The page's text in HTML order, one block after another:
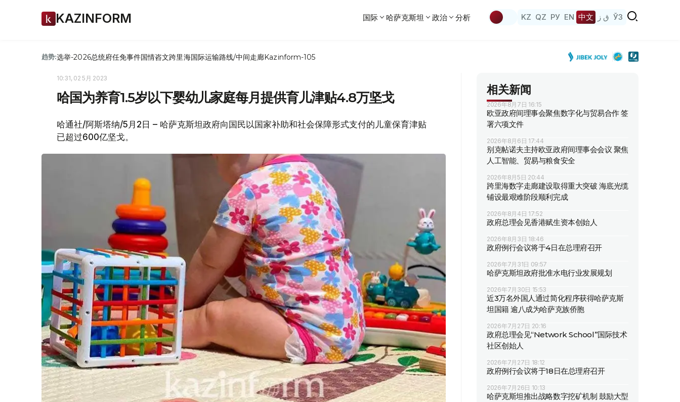
KAZINFORM 国际 哈萨克斯坦 政治 分析 KZ QZ РУ EN 中文 ق ز ЎЗ
趋势:选举-2026总统府任免事件国情咨文跨里海国际运输路线/中间走廊Kazinform-105
10:31, 02 5月 2023
哈国为养育1.5岁以下婴幼儿家庭每月提供育儿津贴4.8万坚戈
哈通社/阿斯塔纳/5月2日 – 哈萨克斯坦政府向国民以国家补助和社会保障形式支付的儿童保育津贴
已超过600亿坚戈。
相关新闻
2026年8月7日 16:15
欧亚政府间理事会聚焦数字化与贸易合作 签
署六项文件
2026年8月6日 17:44
别克帖诺夫主持欧亚政府间理事会会议 聚焦
人工智能、贸易与粮食安全
2026年8月5日 20:44
跨里海数字走廊建设取得重大突破 海底光缆
铺设最艰难阶段顺利完成
2026年8月4日 17:52
政府总理会见香港赋生资本创始人
2026年8月3日 18:46
政府例行会议将于4日在总理府召开
2026年7月31日 09:57
哈萨克斯坦政府批准水电行业发展规划
2026年7月30日 15:53
近3万名外国人通过简化程序获得哈萨克斯
坦国籍 逾八成为哈萨克族侨胞
2026年7月27日 20:16
政府总理会见“Network School”国际技术
社区创始人
2026年7月27日 18:12
政府例行会议将于18日在总理府召开
2026年7月26日 10:13
哈萨克斯坦推出战略数字挖矿机制 鼓励大型